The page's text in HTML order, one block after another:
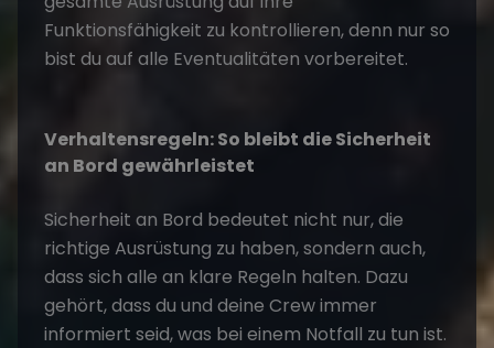
Funktionsfähigkeit zu kontrollieren, denn nur so
bist du auf alle Eventualitäten vorbereitet.
Verhaltensregeln: So bleibt die Sicherheit
an Bord gewährleistet
Sicherheit an Bord bedeutet nicht nur, die
richtige Ausrüstung zu haben, sondern auch,
dass sich alle an klare Regeln halten. Dazu
gehört, dass du und deine Crew immer
informiert seid, was bei einem Notfall zu tun ist.